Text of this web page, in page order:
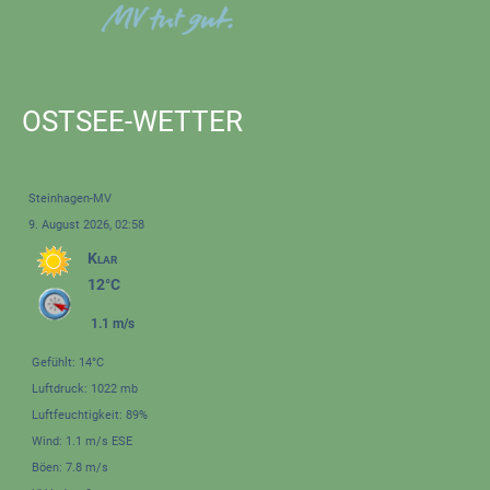
OSTSEE-WETTER
Steinhagen-MV
9. August 2026, 02:58
Klar
12°C
1.1 m/s
Gefühlt: 14°C
Luftdruck: 1022 mb
Luftfeuchtigkeit: 89%
Wind: 1.1 m/s ESE
Böen: 7.8 m/s